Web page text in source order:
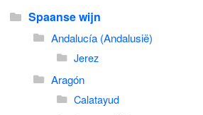
Spaanse wijn
Andalucía (Andalusië)
Jerez
Aragón
Calatayud